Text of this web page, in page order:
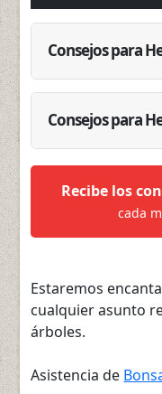
Consejos para
Consejos para
Recibe los
cada
Estaremos
cualquier asunto
árboles.
Asistencia de